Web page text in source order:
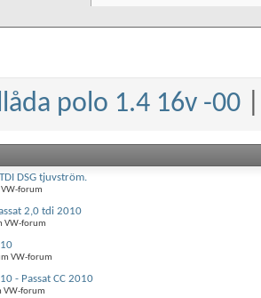
polo 1.4 16v -00
DSG tjuvström.
forum
2,0 tdi 2010
VW-forum
VW-forum
- Passat CC 2010
VW-forum